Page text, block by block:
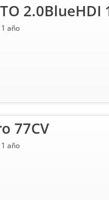
2.0BlueHDI
1 año
77CV
1 año